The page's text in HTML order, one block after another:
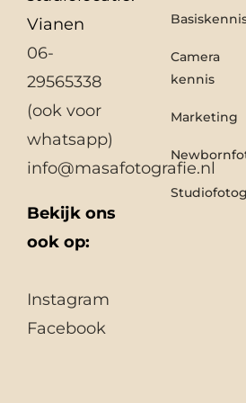
Vianen
06-
29565338
(ook voor
whatsapp)
info@masafotografie.nl
Bekijk ons
ook op:
Instagram
Facebook
Camera
kennis
Marketing